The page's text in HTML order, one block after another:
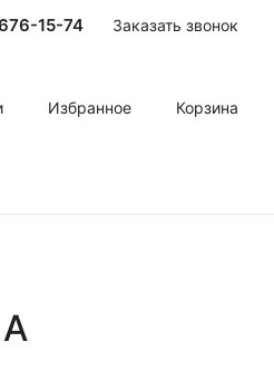
15-74 Заказать звонок
Избранное Корзина